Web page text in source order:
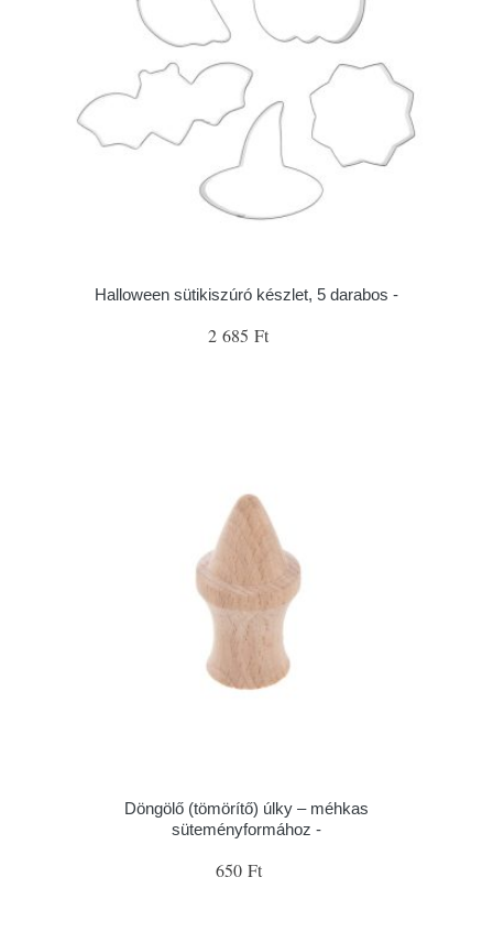
Halloween sütikiszúró készlet, 5 darabos -
2 685 Ft
Döngölő (tömörítő) úlky – méhkas
süteményformához -
650 Ft